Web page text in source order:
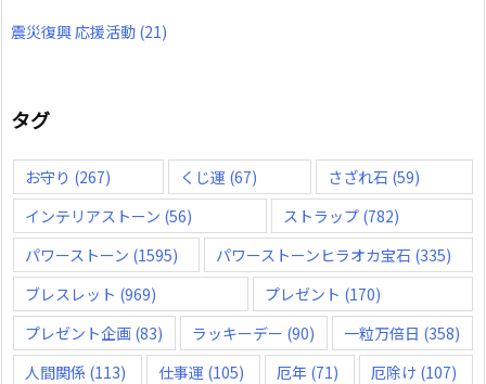
震災復興 応援活動 (21)
タグ
お守り (267) くじ運 (67) さざれ石 (59)
インテリアストーン (56) ストラップ(782)
パワーストーン (1595) パワーストーンヒラオカ宝石 (335)
ブレスレット (969) プレゼント (170)
プレゼント企画 (83) ラッキーデー (90) 一粒万倍日 (358)
人間関係 (113) 仕事運 (105) 厄年 (71) 厄除け (107)